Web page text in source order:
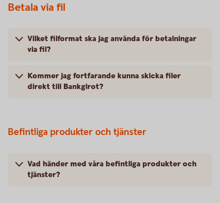
Betala via fil
Vilket filformat ska jag använda för betalningar
via fil?
Kommer jag fortfarande kunna skicka filer
direkt till Bankgirot?
Befintliga produkter och tjänster
Vad händer med våra befintliga produkter och
tjänster?